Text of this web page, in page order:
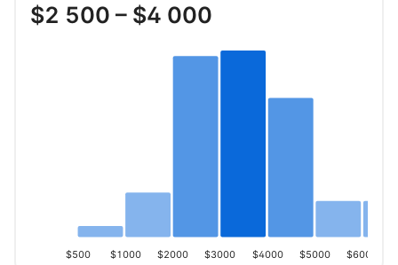
$2 500 – $4 000
$500 $1000 $2000 $3000 $4000 $5000 $6000